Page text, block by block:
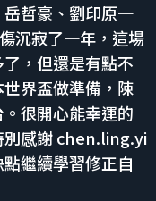
哲豪、劉印原一
沉寂了一年，這場
，但還是有點不
界盃做準備，陳
很開心能幸運的
別感謝 chen.ling.yi
繼續學習修正自